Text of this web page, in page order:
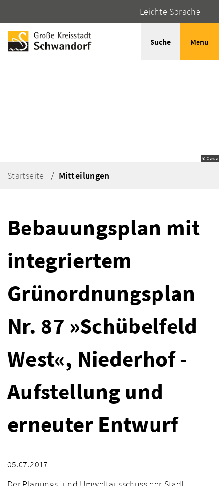
Leichte Sprache
Suche Menu
© Canva
Startseite Mitteilungen
Bebauungsplan mit
integriertem
Grünordnungsplan
Nr. 87 »Schübelfeld
West«, Niederhof -
Aufstellung und
erneuter Entwurf
05.07.2017